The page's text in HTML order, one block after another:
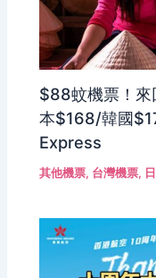
$88蚊機票！
本$168/韓國
Express
其他機票, 台灣機票,